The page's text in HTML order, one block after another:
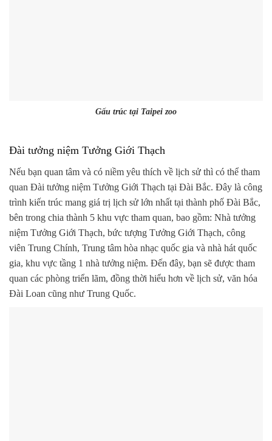
Gấu trúc tại Taipei zoo
Đài tưởng niệm Tưởng Giới Thạch
Nếu bạn quan tâm và có niềm yêu thích về lịch sử thì có thể tham
quan Đài tưởng niệm Tưởng Giới Thạch tại Đài Bắc. Đây là công
trình kiến trúc mang giá trị lịch sử lớn nhất tại thành phố Đài Bắc,
bên trong chia thành 5 khu vực tham quan, bao gồm: Nhà tưởng
niệm Tưởng Giới Thạch, bức tượng Tưởng Giới Thạch, công
viên Trung Chính, Trung tâm hòa nhạc quốc gia và nhà hát quốc
gia, khu vực tầng 1 nhà tưởng niệm. Đến đây, bạn sẽ được tham
quan các phòng triển lãm, đồng thời hiểu hơn về lịch sử, văn hóa
Đài Loan cũng như Trung Quốc.